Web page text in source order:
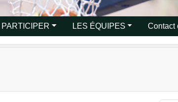
PARTICIPER LES ÉQUIPES Contact